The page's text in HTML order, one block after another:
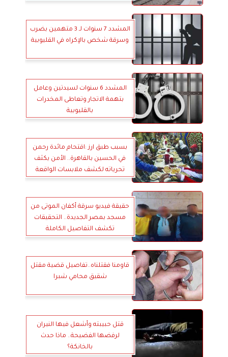
المشدد 7 سنوات لـ 3 متهمين بضرب
وسرقة شخص بالإكراه في القليوبية
المشدد 6 سنوات لسيدتين وعامل
بتهمة الاتجار وتعاطى المخدرات
بالقليوبية
بسبب طبق ارز :اقتحام مائدة رحمن
في الحسين بالقاهرة.. الأمن يكثف
تحرياته لكشف ملابسات الواقعة
حقيقة فيديو سرقة أكفان الموتى من
مسجد بمصر الجديدة.. التحقيقات
تكشف التفاصيل الكاملة
قاومنا فقتلناه..تفاصيل قضية مقتل
شقيق محامي شبرا
قتل حبيبته وأشعل فيها النيران
لرفضها الفضيحة.. ماذا حدث
بالخانكة؟